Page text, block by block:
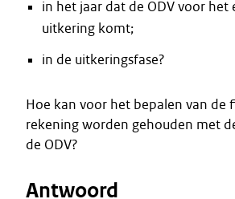
in het jaar dat de ODV voor het
uitkering komt;
in de uitkeringsfase?
Hoe kan voor het bepalen van de
rekening worden gehouden met
de ODV?
Antwoord